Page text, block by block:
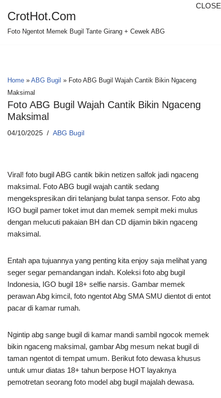
CrotHot.Com
Foto Ngentot Memek Bugil Tante Girang + Cewek ABG
Home » ABG Bugil » Foto ABG Bugil Wajah Cantik Bikin Ngaceng
Maksimal
Foto ABG Bugil Wajah Cantik Bikin Ngaceng
Maksimal
04/10/2025 ABG Bugil
Viral! foto bugil ABG cantik bikin netizen salfok jadi ngaceng
maksimal. Foto ABG bugil wajah cantik sedang
mengekspresikan diri telanjang bulat tanpa sensor. Foto abg
IGO bugil pamer toket imut dan memek sempit meki mulus
dengan melucuti pakaian BH dan CD dijamin bikin ngaceng
maksimal.
Entah apa tujuannya yang penting kita enjoy saja melihat yang
seger segar pemandangan indah. Koleksi foto abg bugil
Indonesia, IGO bugil 18+ selfie narsis. Gambar memek
perawan Abg kimcil, foto ngentot Abg SMA SMU dientot di entot
pacar di kamar rumah.
Ngintip abg sange bugil di kamar mandi sambil ngocok memek
bikin ngaceng maksimal, gambar Abg mesum nekat bugil di
taman ngentot di tempat umum. Berikut foto dewasa khusus
untuk umur diatas 18+ tahun berpose HOT layaknya
pemotretan seorang foto model abg bugil majalah dewasa.
CLOSE